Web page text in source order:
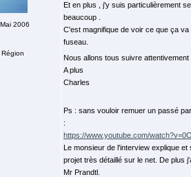
2006
Et en plus , j'y suis particulièrement
beaucoup .
C'est magnifique de voir ce que ça
fuseau.
Nous allons tous suivre
A plus
Charles
Ps : sans vouloir remuer un passé
:
https://www.youtube.com/
Le monsieur de l'interview explique
projet très détaillé sur le net. De plus
Mr Prandtl.